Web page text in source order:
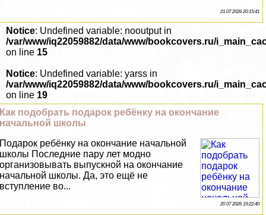
21 07 2026 20:15:41
Notice: Undefined variable: nooutput in
/var/www/iq22059882/data/www/bookcovers.ru/
on line 15
Notice: Undefined variable: yarss in
/var/www/iq22059882/data/www/bookcovers.ru/
on line 19
Как подобрать подарок ребёнку на окончание
начальной школы
Подарок ребёнку на окончание начальной
школы Последние пару лет модно
организовывать выпускной на окончание
начальной школы. Да, это ещё не
вступление во...
20 07 2026 19:22:40